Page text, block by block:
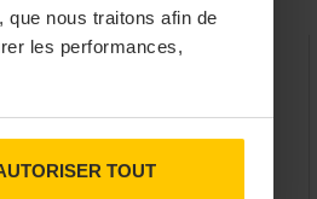
nous traitons afin de
les performances,
TOUT
signé Rhonéa
coopérative viticole de la Vallée du